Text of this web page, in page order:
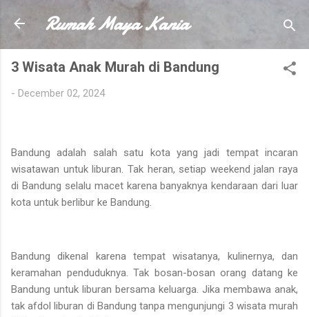
Skip to main content
Rumah Maya Kania
3 Wisata Anak Murah di Bandung
- December 02, 2024
Bandung adalah salah satu kota yang jadi tempat incaran
wisatawan untuk liburan. Tak heran, setiap weekend jalan raya
di Bandung selalu macet karena banyaknya kendaraan dari luar
kota untuk berlibur ke Bandung.
Bandung dikenal karena tempat wisatanya, kulinernya, dan
keramahan penduduknya. Tak bosan-bosan orang datang ke
Bandung untuk liburan bersama keluarga. Jika membawa anak,
tak afdol liburan di Bandung tanpa mengunjungi 3 wisata murah